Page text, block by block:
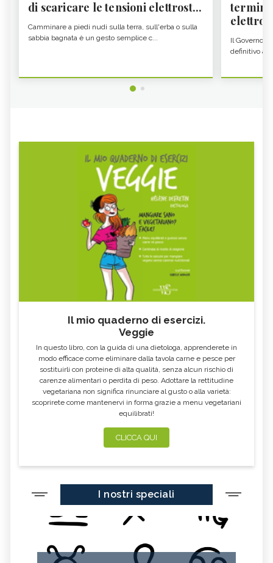
di scaricare le tensioni elettrost...
Camminare a piedi nudi sulla terra, sull'erba o sulla
sabbia bagnata è un gesto semplice c...
Il Governo
definitivo
Il mio quaderno di esercizi.
Veggie
In questo libro, con la guida di una dietologa, apprenderete in
modo efficace come eliminare dalla tavola carne e pesce per
sostituirli con proteine di alta qualità, senza alcun rischio di
carenze alimentari o perdita di peso. Adottare la rettitudine
vegetariana non significa rinunciare al gusto o alla varietà:
scoprirete come mantenervi in forma grazie a menu vegetariani
equilibrati!
CLICCA QUI
I nostri speciali